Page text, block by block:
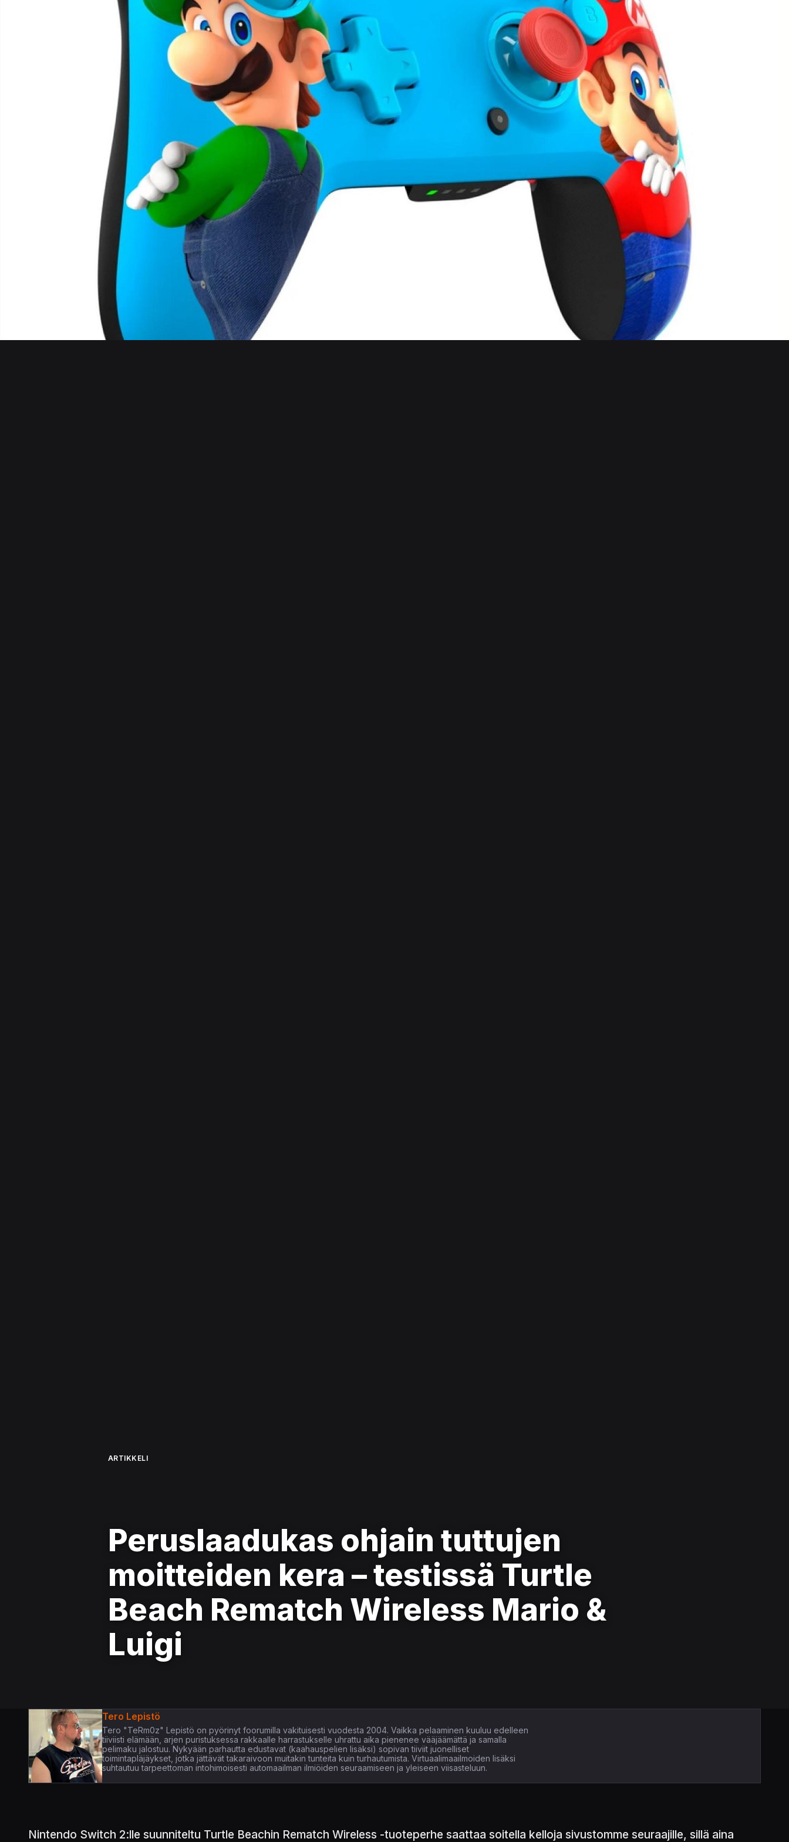
ARTIKKELI
Peruslaadukas ohjain tuttujen
moitteiden kera – testissä Turtle
Beach Rematch Wireless Mario &
Luigi
Tero Lepistö
Tero "TeRm0z" Lepistö on pyörinyt foorumilla vakituisesti vuodesta 2004. Vaikka pelaaminen kuuluu edelleen
tiiviisti elämään, arjen puristuksessa rakkaalle harrastukselle uhrattu aika pienenee vääjäämättä ja samalla
pelimaku jalostuu. Nykyään parhautta edustavat (kaahauspelien lisäksi) sopivan tiiviit juonelliset
toimintapläjäykset, jotka jättävät takaraivoon muitakin tunteita kuin turhautumista. Virtuaalimaailmoiden lisäksi
suhtautuu tarpeettoman intohimoisesti automaailman ilmiöiden seuraamiseen ja yleiseen viisasteluun.
Nintendo Switch 2:lle suunniteltu Turtle Beachin Rematch Wireless -tuoteperhe saattaa soitella kelloja sivustomme seuraajille, sillä aina